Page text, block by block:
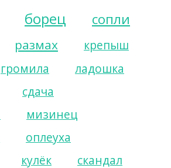
борец сопли
размах
крепыш
громила
ладошка
сдача
мизинец
оплеуха
кулёк
скандал